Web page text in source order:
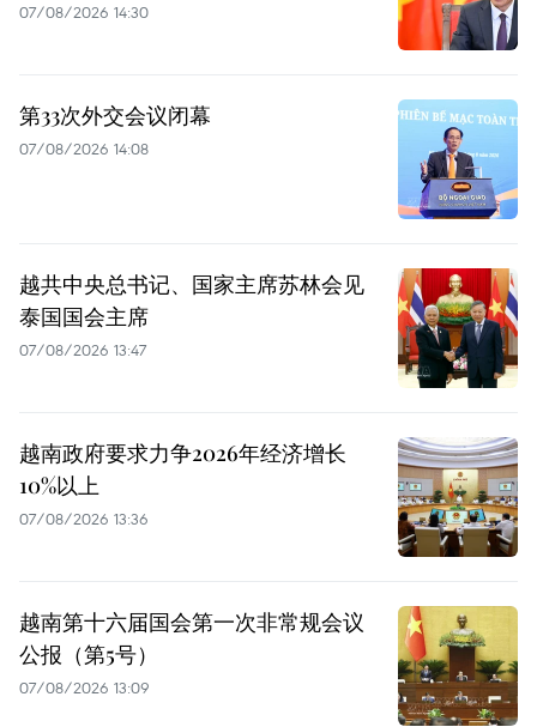
07/08/2026 14:30
第33次外交会议闭幕
07/08/2026 14:08
越共中央总书记、国家主席苏林会见
泰国国会主席
07/08/2026 13:47
越南政府要求力争2026年经济增长
10%以上
07/08/2026 13:36
越南第十六届国会第一次非常规会议
公报（第5号）
07/08/2026 13:09